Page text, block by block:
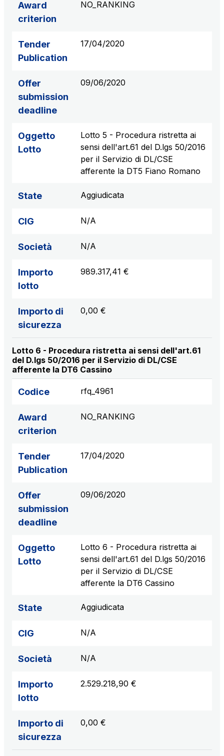
Award
criterion
NO_RANKING
Tender
Publication
17/04/2020
Offer
submission
deadline
09/06/2020
Oggetto
Lotto
Lotto 5 - Procedura ristretta ai
sensi dell'art.61 del D.lgs 50/2016
per il Servizio di DL/CSE
afferente la DT5 Fiano Romano
State Aggiudicata
CIG N/A
Società N/A
Importo
lotto
989.317,41 €
Importo di
sicurezza
0,00 €
Lotto 6 - Procedura ristretta ai sensi dell'art.61
del D.lgs 50/2016 per il Servizio di DL/CSE
afferente la DT6 Cassino
Codice rfq_4961
Award
criterion
NO_RANKING
Tender
Publication
17/04/2020
Offer
submission
deadline
09/06/2020
Oggetto
Lotto
Lotto 6 - Procedura ristretta ai
sensi dell'art.61 del D.lgs 50/2016
per il Servizio di DL/CSE
afferente la DT6 Cassino
State Aggiudicata
CIG N/A
Società N/A
Importo
lotto
2.529.218,90 €
Importo di
sicurezza
0,00 €